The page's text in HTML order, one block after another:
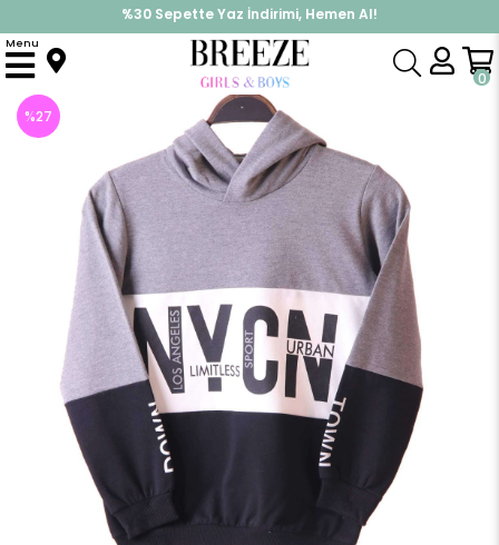
%30 Sepette Yaz İndirimi, Hemen Al!
İndirimlere ek %10 İndirimi Kap, Hemen Üye Ol!
0
Menu
Anasayfa Üst Giyim Sweatshirt
%27